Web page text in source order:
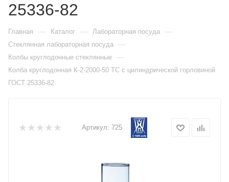
25336-82
Главная — Каталог — Лабораторная посуда —
Стеклянная лабораторная посуда —
Колбы круглодонные стеклянные —
Колба круглодонная К-2-2000-50 ТС с цилиндрической горловиной
ГОСТ 25336-82
Артикул: 725